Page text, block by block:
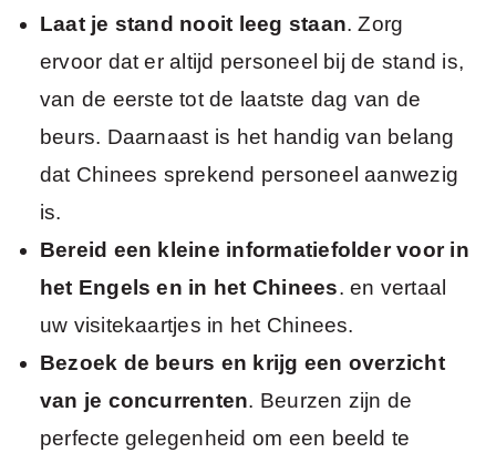
Laat je stand nooit leeg staan. Zorg
ervoor dat er altijd personeel bij de stand is,
van de eerste tot de laatste dag van de
beurs. Daarnaast is het handig van belang
dat Chinees sprekend personeel aanwezig
is.
Bereid een kleine informatiefolder voor in
het Engels en in het Chinees. en vertaal
uw visitekaartjes in het Chinees.
Bezoek de beurs en krijg een overzicht
van je concurrenten. Beurzen zijn de
perfecte gelegenheid om een beeld te